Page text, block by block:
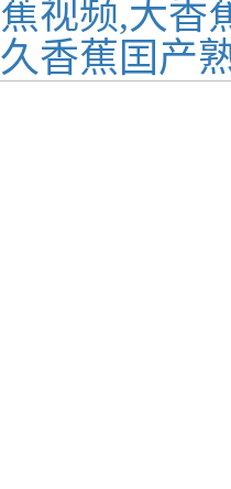
蕉视频,大香
久香蕉囯产